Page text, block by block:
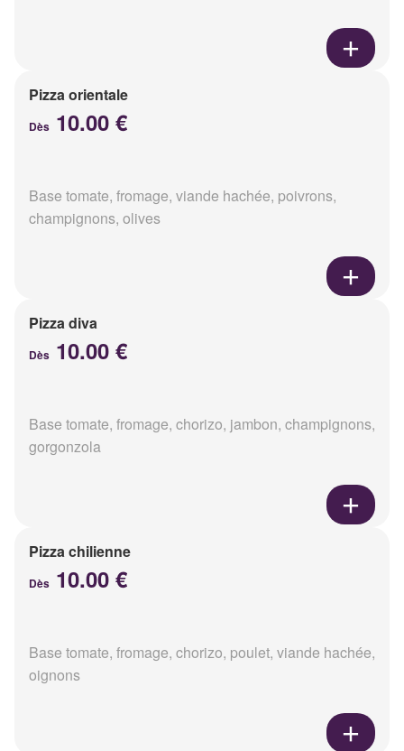
Pizza orientale
Dès 10.00 €
Base tomate, fromage, viande hachée, poivrons,
champignons, olives
Pizza diva
Dès 10.00 €
Base tomate, fromage, chorizo, jambon, champignons,
gorgonzola
Pizza chilienne
Dès 10.00 €
Base tomate, fromage, chorizo, poulet, viande hachée,
oignons